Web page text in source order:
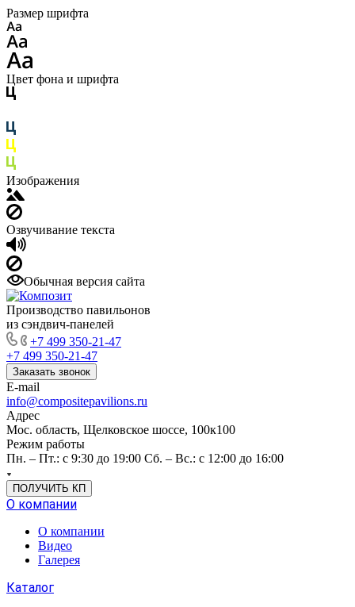
Размер шрифта
Цвет фона и шрифта
Изображения
Озвучивание текста
Обычная версия сайта
Производство павильонов
из сэндвич-панелей
+7 499 350-21-47
+7 499 350-21-47
Заказать звонок
E-mail
info@compositepavilions.ru
Адрес
Мос. область, Щелковское шоссе, 100к100
Режим работы
Пн. – Пт.: с 9:30 до 19:00 Сб. – Вс.: с 12:00 до 16:00
ПОЛУЧИТЬ КП
О компании
О компании
Видео
Галерея
Каталог